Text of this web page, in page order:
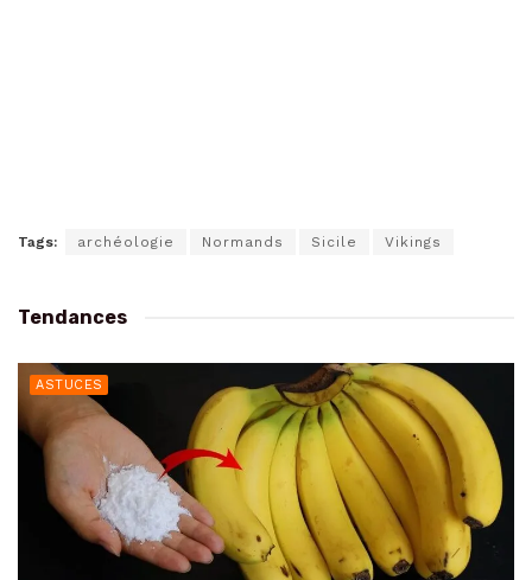
Tags: archéologie Normands Sicile Vikings
Tendances
ASTUCES